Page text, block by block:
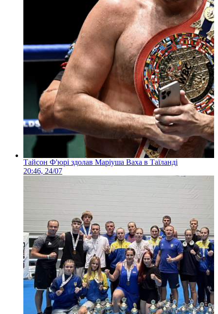
Тайсон Ф'юрі здолав Маріуша Ваха в Таїланді
20:46, 24/07